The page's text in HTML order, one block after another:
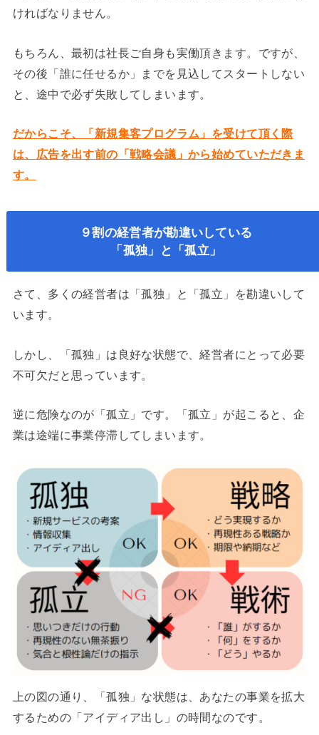
ければなりません。
もちろん、最初は社長ご自身も実働頂きます。ですが、
その後「誰に任せるか」までを見込してスタートしない
と、途中で必ず失敗してしまいます。
だからこそ、「新規集客プログラム」を受けて頂く際
は、広告を出す前の「戦略会議」から始めていただきま
す。
９割の経営者が勘違いしている
「孤独」と「孤立」
さて、多くの経営者は「孤独」と「孤立」を勘違いして
います。
しかし、「孤独」は良好な状態で、経営者にとって必要
不可欠だと思っています。
逆に危険なのが「孤立」です。「孤立」が起こると、企
業は途端に事業停滞してしまいます。
上の図の通り、「孤独」な状態は、あなたの事業を拡大
するための「アイディア出し」の時間なのです。